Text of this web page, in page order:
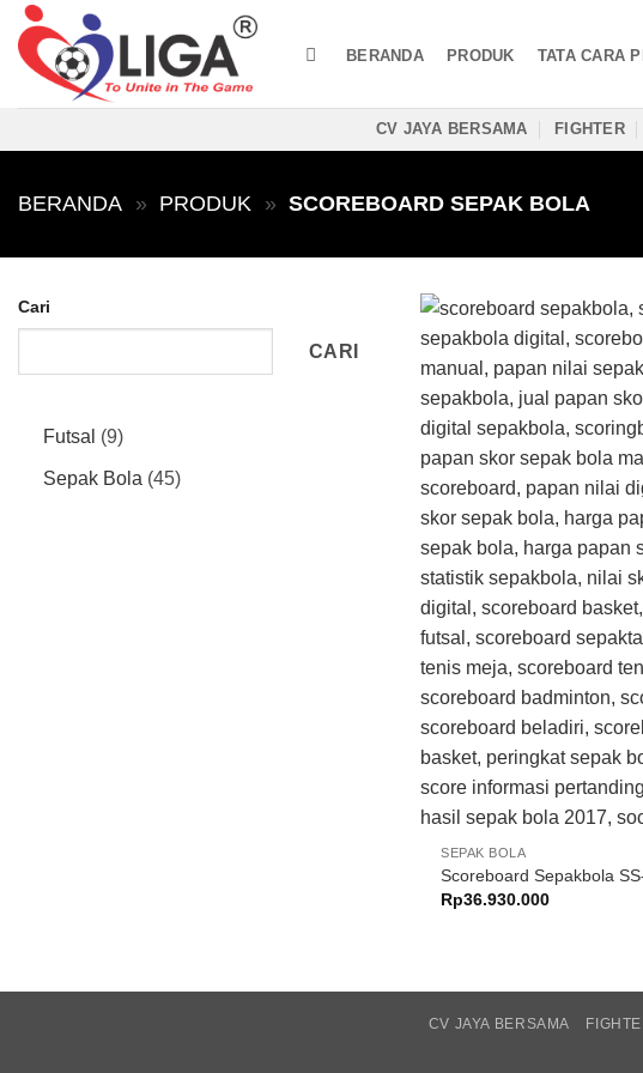
Skip
content
BERANDA PRODUK TATA CARA
CV JAYA BERSAMA FIGHTER
BERANDA » PRODUK » SCOREBOARD SEPAK BOLA
Cari
CARI
Futsal 99
Sepak Bola 4545
SEPAK BOLA
Scoreboard Sepakbola
Rp36.930.000
CV JAYA BERSAMA